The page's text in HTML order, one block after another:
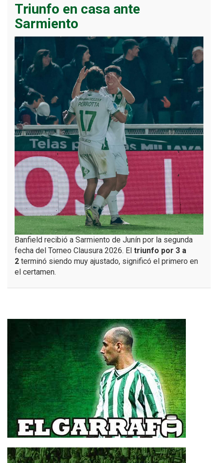
Triunfo en casa ante
Sarmiento
Banfield recibió a Sarmiento de Junín por la segunda
fecha del Torneo Clausura 2026. El triunfo por 3 a
2 terminó siendo muy ajustado, significó el primero en
el certamen.